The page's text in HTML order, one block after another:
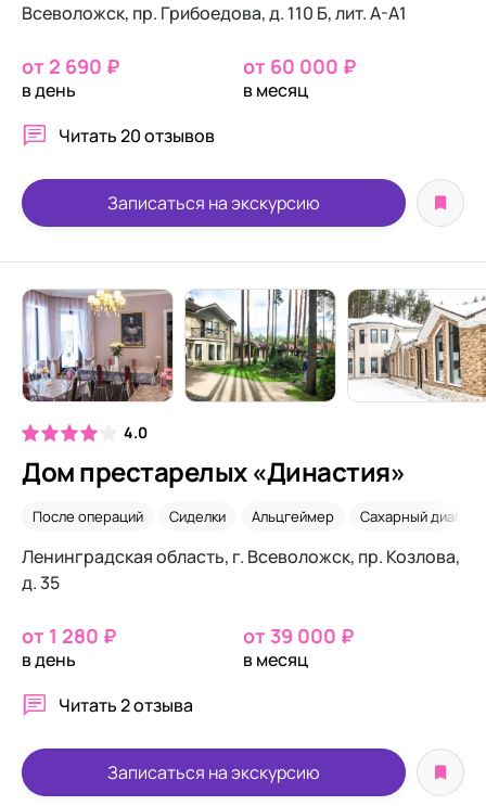
Всеволожск, пр. Грибоедова, д. 110 Б, лит. А-А1
от 2 690 ₽
в день
от 60 000 ₽
в месяц
Читать20 отзывов
Записаться на экскурсию
4.0
Дом престарелых «Династия»
После операций Сиделки Альцгеймер Сахарный диабет
Ленинградская область, г. Всеволожск, пр. Козлова,
д. 35
от 1 280 ₽
в день
от 39 000 ₽
в месяц
Читать2 отзыва
Записаться на экскурсию